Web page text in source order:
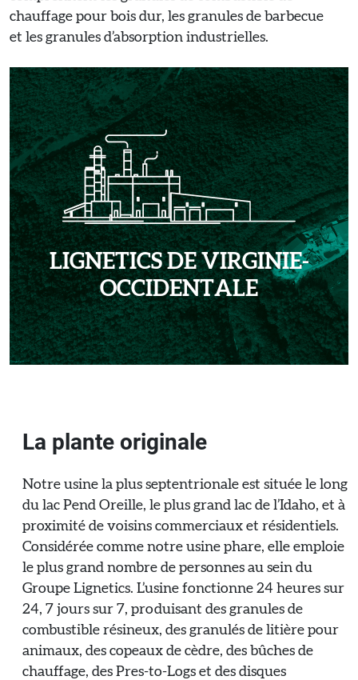
chauffage pour bois dur, les granules de barbecue
et les granules d’absorption industrielles.
LIGNETICS DE VIRGINIE-
OCCIDENTALE
La plante originale
Notre usine la plus septentrionale est située le long
du lac Pend Oreille, le plus grand lac de l’Idaho, et à
proximité de voisins commerciaux et résidentiels.
Considérée comme notre usine phare, elle emploie
le plus grand nombre de personnes au sein du
Groupe Lignetics. L’usine fonctionne 24 heures sur
24, 7 jours sur 7, produisant des granules de
combustible résineux, des granulés de litière pour
animaux, des copeaux de cèdre, des bûches de
chauffage, des Pres-to-Logs et des disques